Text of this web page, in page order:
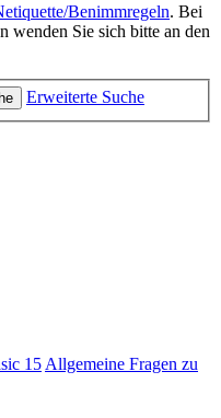
Benimmregeln. Bei
wenden Sie sich bitte an den
Erweiterte Suche
15Allgemeine Fragen zu